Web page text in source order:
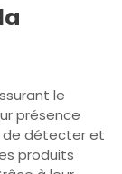
le
présence
de détecter et
produits